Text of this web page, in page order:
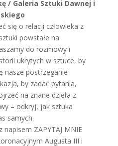
/ Galeria Sztuki Dawnej i
się o relacji człowieka z
powstałe na
do rozmowy i
ukrytych w sztuce, by
nasze postrzeganie
by zadać pytania,
na znane dzieła z
– odkryj, jak sztuka
samych.
ZAPYTAJ MNIE
Augusta III i